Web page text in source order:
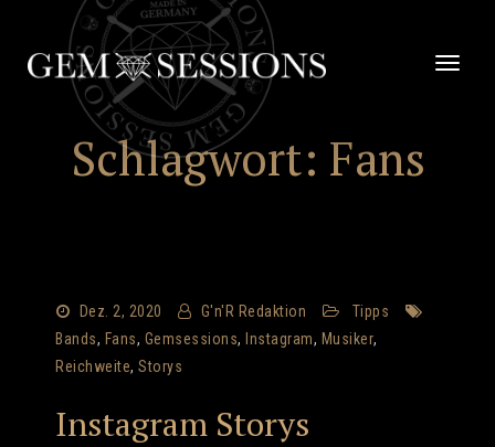
springen
Schlagwort: Fans
Dez. 2, 2020 G'n'R Redaktion
Tipps
Bands, Fans, Gemsessions, Instagram, Musiker,
Reichweite, Storys
Instagram Storys